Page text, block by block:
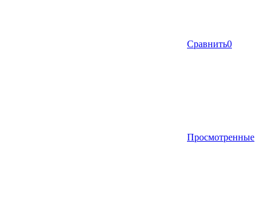
Сравнить0
Просмотренные